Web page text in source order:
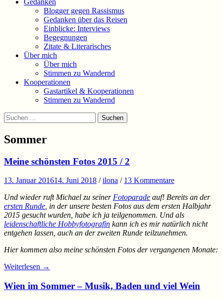
Blogger gegen Rassismus
Gedanken über das Reisen
Einblicke: Interviews
Begegnungen
Zitate & Literarisches
Über mich
Über mich
Stimmen zu Wandernd
Kooperationen
Gastartikel & Kooperationen
Stimmen zu Wandernd
Suchen
Suchen
nach:
Sommer
Meine schönsten Fotos 2015 / 2
13. Januar 201614. Juni 2018 /ilona / 13 Kommentare
Und wieder ruft Michael zu seiner Fotoparade auf! Bereits an der
ersten Runde , in der unsere besten Fotos aus dem ersten Halbjahr
2015 gesucht wurden, habe ich ja teilgenommen. Und als
leidenschaftliche Hobbyfotografin kann ich es mir natürlich nicht
entgehen lassen, auch an der zweiten Runde teilzunehmen.
Hier kommen also meine schönsten Fotos der vergangenen Monate:
Weiterlesen →
Wien im Sommer – Musik, Baden und viel Wein